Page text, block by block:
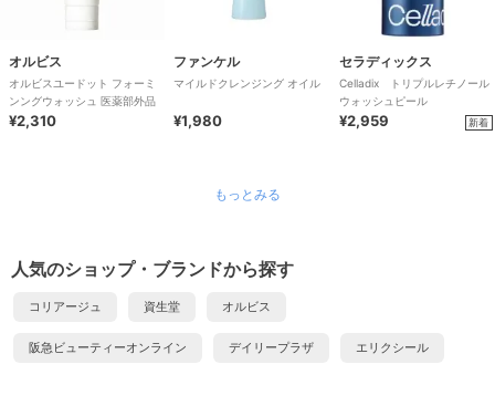
オルビス
オルビスユードット フォーミ
ンングウォッシュ 医薬部外品
¥2,310
ファンケル
マイルドクレンジング オイル
¥1,980
セラディックス
Celladix トリプルレチノール
ウォッシュピール
¥2,959 新着
もっとみる
人気のショップ・ブランドから探す
コリアージュ 資生堂 オルビス
阪急ビューティーオンライン デイリープラザ エリクシール